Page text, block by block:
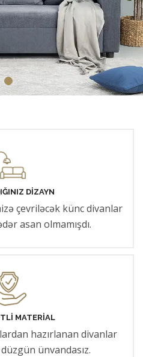
DIZAYN
çevriləcək künc divanlar
asan olmamışdı.
MATERIAL
hazırlanan divanlar
düzgün ünvandasız.